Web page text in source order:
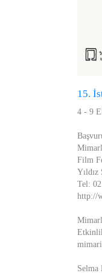
15.
4 - 9
Film
Yıldız
Tel:
http://
Selma